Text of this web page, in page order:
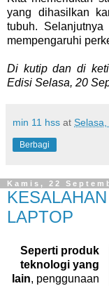
yang dihasilkan
tubuh. Selanjutnya
mempengaruhi
Di kutip dan di
Edisi Selasa, 20
min 11 hss at
Berbagi
Kamis, 22
LAPTOP
Seperti produk
teknologi yang
lain, penggunaan